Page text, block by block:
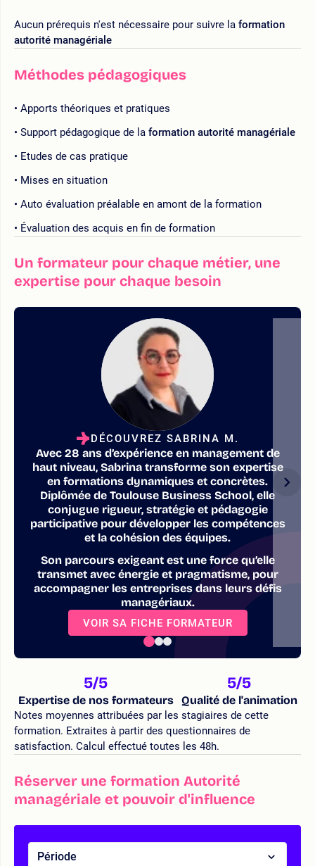
Aucun prérequis n'est nécessaire pour suivre la formation
autorité managériale
Méthodes pédagogiques
Apports théoriques et pratiques
Support pédagogique de la formation autorité managériale
Etudes de cas pratique
Mises en situation
Auto évaluation préalable en amont de la formation
Évaluation des acquis en fin de formation
Un formateur pour chaque métier, une
expertise pour chaque besoin
DÉCOUVREZ SABRINA M.
Avec 28 ans d’expérience en management de
haut niveau, Sabrina transforme son expertise
en formations dynamiques et concrètes.
Diplômée de Toulouse Business School, elle
conjugue rigueur, stratégie et pédagogie
participative pour développer les compétences
et la cohésion des équipes.
Son parcours exigeant est une force qu’elle
transmet avec énergie et pragmatisme, pour
accompagner les entreprises dans leurs défis
managériaux.
VOIR SA FICHE FORMATEUR
5/5
Expertise de nos formateurs
5/5
Qualité de l'animation
Notes moyennes attribuées par les stagiaires de cette
formation. Extraites à partir des questionnaires de
satisfaction. Calcul effectué toutes les 48h.
Réserver une formation Autorité
managériale et pouvoir d'influence
Période